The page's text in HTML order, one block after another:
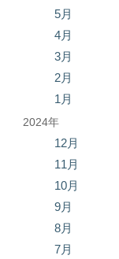
5月
4月
3月
2月
1月
2024年
12月
11月
10月
9月
8月
7月